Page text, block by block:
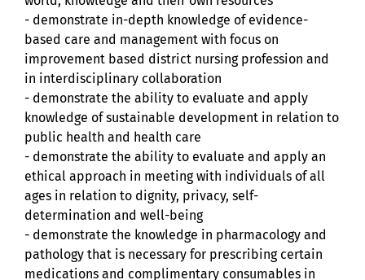
- demonstrate in-depth knowledge of evidence-
based care and management with focus on
improvement based district nursing profession and
in interdisciplinary collaboration
- demonstrate the ability to evaluate and apply
knowledge of sustainable development in relation to
public health and health care
- demonstrate the ability to evaluate and apply an
ethical approach in meeting with individuals of all
ages in relation to dignity, privacy, self-
determination and well-being
- demonstrate the knowledge in pharmacology and
pathology that is necessary for prescribing certain
medications and complimentary consumables in